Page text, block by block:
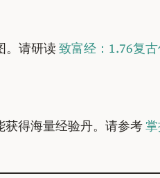
。请研读 致富经：1.76复
获得海量经验丹。请参考